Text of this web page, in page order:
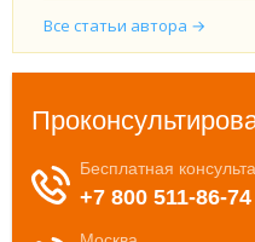
Все статьи автора →
в нашей группе